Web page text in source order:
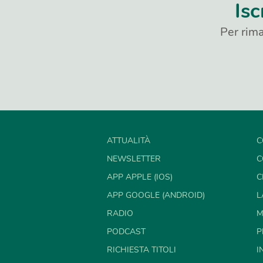
Per
ATTUALITÀ
NEWSLETTER
APP APPLE (IOS)
APP GOOGLE (ANDROID)
RADIO
PODCAST
RICHIESTA TITOLI